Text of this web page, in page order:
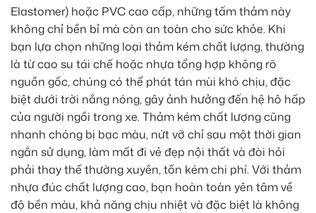
Elastomer) hoặc PVC cao cấp, những tấm thảm này
không chỉ bền bỉ mà còn an toàn cho sức khỏe. Khi
bạn lựa chọn những loại thảm kém chất lượng, thường
là từ cao su tái chế hoặc nhựa tổng hợp không rõ
nguồn gốc, chúng có thể phát tán mùi khó chịu, đặc
biệt dưới trời nắng nóng, gây ảnh hưởng đến hệ hô hấp
của người ngồi trong xe. Thảm kém chất lượng cũng
nhanh chóng bị bạc màu, nứt vỡ chỉ sau một thời gian
ngắn sử dụng, làm mất đi vẻ đẹp nội thất và đòi hỏi
phải thay thế thường xuyên, tốn kém chi phí. Với thảm
nhựa đúc chất lượng cao, bạn hoàn toàn yên tâm về
độ bền màu, khả năng chịu nhiệt và đặc biệt là không